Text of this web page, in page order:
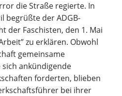
die Straße regierte. In
begrüßte der ADGB-
der Faschisten, den 1. Mai
zu erklären. Obwohl
gemeinsame
ankündigende
forderten, blieben
bei ihrer